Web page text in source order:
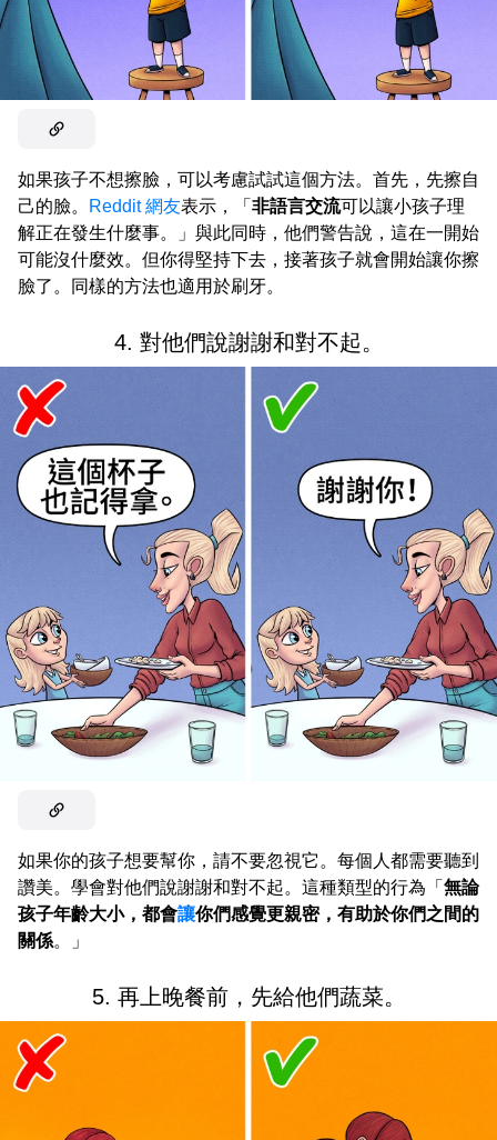
如果孩子不想擦臉，可以考慮試試這個方法。首先，先擦自
己的臉。
Reddit 網友表示，「 非語言交流可以讓小孩子理
解正在發生什麼事。」與此同時，他們警告說，這在一開始
可能沒什麼效。但你得堅持下去，接著孩子就會開始讓你擦
臉了。同樣的方法也適用於刷牙。
4. 對他們說謝謝和對不起。
如果你的孩子想要幫你，請不要忽視它。每個人都需要聽到
讚美。學會對他們說謝謝和對不起。這種類型的行為「 無論
孩子年齡大小，都會讓你們感覺更親密，有助於你們之間的
關係。」
5. 再上晚餐前，先給他們蔬菜。